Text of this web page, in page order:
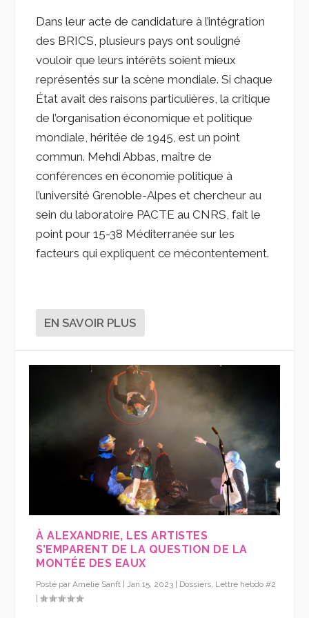
Dans leur acte de candidature à l’intégration
des BRICS, plusieurs pays ont souligné
vouloir que leurs intérêts soient mieux
représentés sur la scène mondiale. Si chaque
État avait des raisons particulières, la critique
de l’organisation économique et politique
mondiale, héritée de 1945, est un point
commun. Mehdi Abbas, maître de
conférences en économie politique à
l’université Grenoble-Alpes et chercheur au
sein du laboratoire PACTE au CNRS, fait le
point pour 15-38 Méditerranée sur les
facteurs qui expliquent ce mécontentement.
EN SAVOIR PLUS
À ALEXANDRIE, LES ARTISTES
S’EMPARENT DE LA QUESTION DE LA
MONTÉE DES EAUX
Posté parAmelie Sanft |Jan 15, 2023 Dossiers, Lettre hebdo #2
|